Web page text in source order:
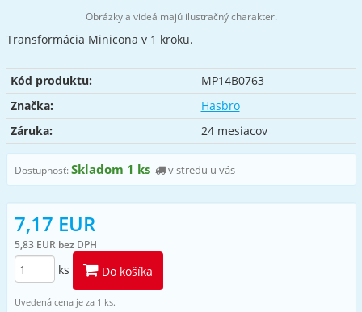
Obrázky a videá majú ilustračný charakter.
Transformácia Minicona v 1 kroku.
Kód produktu:
MP14B0763
Značka:
Hasbro
Záruka:
24 mesiacov
Dostupnosť:Skladom 1 ks v stredu u vás
7,17 EUR
5,83 EUR bez DPH
ks Do košíka
Uvedená cena je za 1 ks.